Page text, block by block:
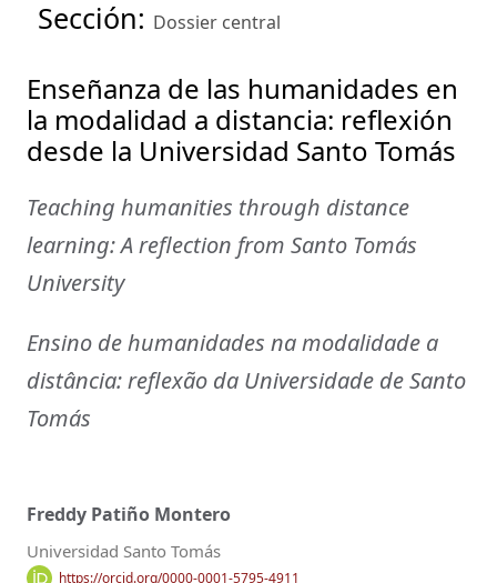
Sección: Dossier central
Enseñanza de las humanidades en
la modalidad a distancia: reflexión
desde la Universidad Santo Tomás
Teaching humanities through distance
learning: A reflection from Santo Tomás
University
Ensino de humanidades na modalidade a
distância: reflexão da Universidade de Santo
Tomás
Freddy Patiño Montero
Universidad Santo Tomás
https://orcid.org/0000-0001-5795-4911